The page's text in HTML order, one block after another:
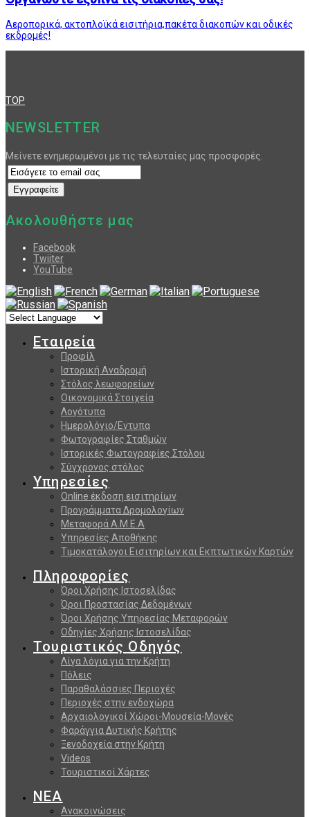
Αεροπορικά, ακτοπλοϊκά εισιτήρια,πακέτα διακοπών και οδικές
εκδρομές!
TOP
NEWSLETTER
Μείνετε ενημερωμένοι με τις τελευταίες μας προσφορές.
Ακολουθήστε μας
Facebook
Twiiter
YouTube
Εταιρεία
Προφίλ
Ιστορική Αναδρομή
Στόλος λεωφορείων
Οικονομικά Στοιχεία
Λογότυπα
Ημερολόγιο/Εντυπα
Φωτογραφίες Σταθμών
Ιστορικές Φωτογραφίες Στόλου
Σύγχρονος στόλος
Υπηρεσίες
Online έκδοση εισιτηρίων
Προγράμματα Δρομολογίων
Μεταφορά Α.Μ.Ε.Α
Υπηρεσίες Αποθήκης
Τιμοκατάλογοι Εισιτηρίων και Εκπτωτικών Καρτών
Πληροφορίες
Όροι Χρήσης Ιστοσελίδας
Όροι Προστασίας Δεδομένων
Όροι Χρήσης Υπηρεσίας Μεταφορών
Οδηγίες Χρήσης Ιστοσελίδας
Τουριστικός Οδηγός
Λίγα λόγια για την Κρήτη
Πόλεις
Παραθαλάσσιες Περιοχές
Περιοχές στην ενδοχώρα
Αρχαιολογικοί Χώροι-Μουσεία-Μονές
Φαράγγια Δυτικής Κρήτης
Ξενοδοχεία στην Κρήτη
Videos
Τουριστικοί Χάρτες
ΝΕΑ
Ανακοινώσεις